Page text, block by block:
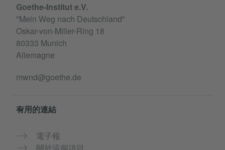
Goethe-Institut e.V.
"Mein Weg nach Deutschland"
Oskar-von-Miller-Ring 18
80333 Munich
Allemagne
mwnd@goethe.de
有用的連結
電子報
關於這個項目